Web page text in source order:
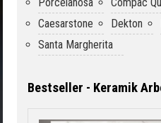
Caesarstone
Dekton
Santa Margherita
Bestseller - Keramik